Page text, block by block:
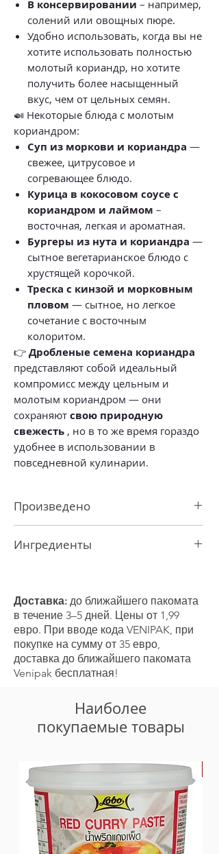
В консервировании – например,
солений или овощных пюре.
Удобно использовать, когда вы не
хотите использовать полностью
молотый кориандр, но хотите
получить более насыщенный
вкус, чем от цельных семян.
🍛 Некоторые блюда с молотым
кориандром:
Суп из моркови и кориандра —
свежее, цитрусовое и
согревающее блюдо.
Курица в кокосовом соусе с
кориандром и лаймом –
восточная, легкая и ароматная.
Бургеры из нута и кориандра —
сытное вегетарианское блюдо с
хрустящей корочкой.
Треска с кинзой и морковным
пловом — сытное, но легкое
сочетание с восточным
колоритом.
👉 Дробленые семена кориандра
представляют собой идеальный
компромисс между цельным и
молотым кориандром — они
сохраняют свою природную
свежесть , но в то же время гораздо
удобнее в использовании в
повседневной кулинарии.
Произведено
Ингредиенты
сельдерея.
Доставка: до ближайшего пакомата
в течение 3–5 дней. Цены от 1,99
евро. При вводе кода VENIPAK, при
покупке на сумму от 35 евро,
доставка до ближайшего пакомата
Venipak бесплатная!
Наиболее
покупаемые товары